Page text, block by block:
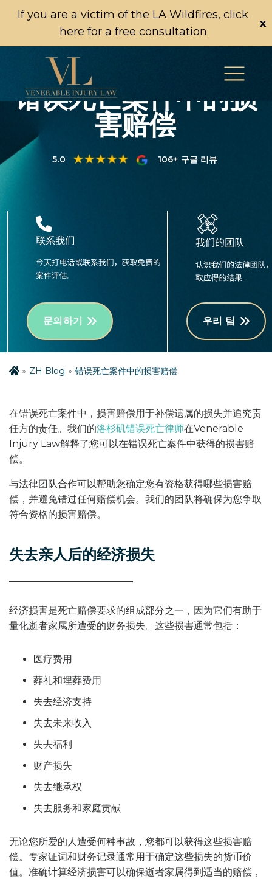
If you are a victim of the LA Wildfires, click
here for a free consultation
x
错误死亡案件中的损
害赔偿
5.0 106+ 구글 리뷰
문의하기 우리 팀
ZH Blog 错误死亡案件中的损害赔偿
在错误死亡案件中，损害赔偿用于补偿遗属的损失并追究责
任方的责任。我们的洛杉矶错误死亡律师在Venerable
Injury Law解释了您可以在错误死亡案件中获得的损害赔
偿。
与法律团队合作可以帮助您确定您有资格获得哪些损害赔
偿，并避免错过任何赔偿机会。我们的团队将确保为您争取
符合资格的损害赔偿。
失去亲人后的经济损失
经济损害是死亡赔偿要求的组成部分之一，因为它们有助于
量化逝者家属所遭受的财务损失。这些损害通常包括：
医疗费用
葬礼和埋葬费用
失去经济支持
失去未来收入
失去福利
财产损失
失去继承权
失去服务和家庭贡献
无论您所爱的人遭受何种事故，您都可以获得这些损害赔
偿。专家证词和财务记录通常用于确定这些损失的货币价
值。准确计算经济损害可以确保逝者家属得到适当的赔偿，